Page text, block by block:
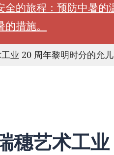
全的旅程：预防中暑
措施。
业 20 周年黎明时分的允
穗艺术工